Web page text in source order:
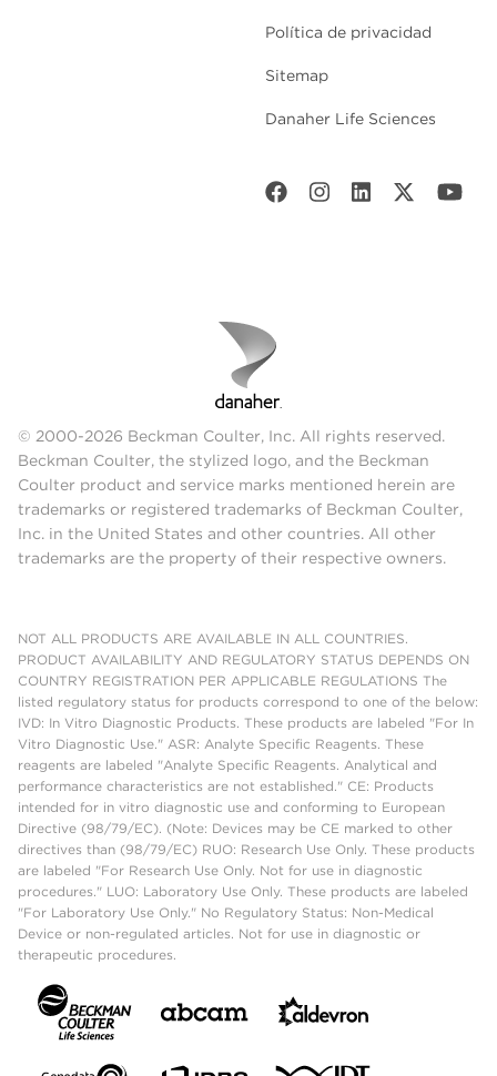
Política de privacidad
Sitemap
Danaher Life Sciences
© 2000-2026 Beckman Coulter, Inc. All rights reserved.
Beckman Coulter, the stylized logo, and the Beckman
Coulter product and service marks mentioned herein are
trademarks or registered trademarks of Beckman Coulter,
Inc. in the United States and other countries. All other
trademarks are the property of their respective owners.
NOT ALL PRODUCTS ARE AVAILABLE IN ALL COUNTRIES.
PRODUCT AVAILABILITY AND REGULATORY STATUS DEPENDS ON
COUNTRY REGISTRATION PER APPLICABLE REGULATIONS The
listed regulatory status for products correspond to one of the below:
IVD: In Vitro Diagnostic Products. These products are labeled "For In
Vitro Diagnostic Use." ASR: Analyte Specific Reagents. These
reagents are labeled "Analyte Specific Reagents. Analytical and
performance characteristics are not established." CE: Products
intended for in vitro diagnostic use and conforming to European
Directive (98/79/EC). (Note: Devices may be CE marked to other
directives than (98/79/EC) RUO: Research Use Only. These products
are labeled "For Research Use Only. Not for use in diagnostic
procedures." LUO: Laboratory Use Only. These products are labeled
"For Laboratory Use Only." No Regulatory Status: Non-Medical
Device or non-regulated articles. Not for use in diagnostic or
therapeutic procedures.